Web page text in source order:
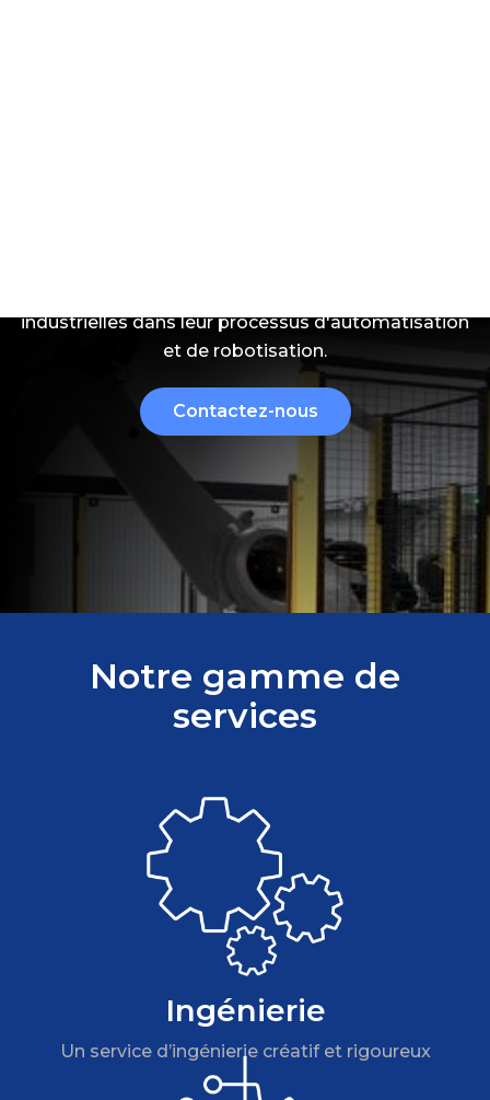
industrielles dans leur processus d'automatisation
et de robotisation.
Contactez-nous
Notre gamme de
services
Ingénierie
Un service d’ingénierie créatif et rigoureux